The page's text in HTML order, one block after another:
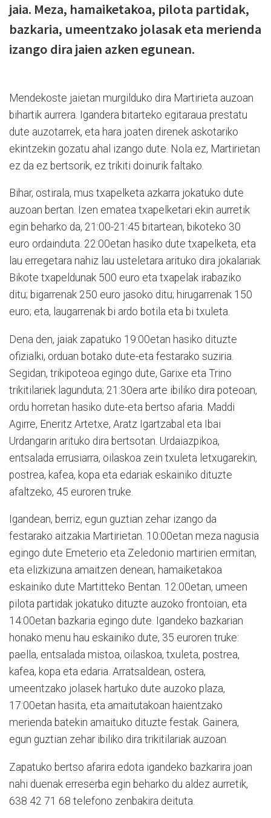
jaia. Meza, hamaiketakoa, pilota partidak,
bazkaria, umeentzako jolasak eta merienda
izango dira jaien azken egunean.
Mendekoste jaietan murgilduko dira Martirieta auzoan
bihartik aurrera. Igandera bitarteko egitaraua prestatu
dute auzotarrek, eta hara joaten direnek askotariko
ekintzekin gozatu ahal izango dute. Nola ez, Martirietan
ez da ez bertsorik, ez trikiti doinurik faltako.
Bihar, ostirala, mus txapelketa azkarra jokatuko dute
auzoan bertan. Izen ematea txapelketari ekin aurretik
egin beharko da, 21:00-21:45 bitartean, bikoteko 30
euro ordainduta. 22:00etan hasiko dute txapelketa, eta
lau erregetara nahiz lau usteletara arituko dira jokalariak.
Bikote txapeldunak 500 euro eta txapelak irabaziko
ditu; bigarrenak 250 euro jasoko ditu; hirugarrenak 150
euro; eta, laugarrenak bi ardo botila eta bi txuleta.
Dena den, jaiak zapatuko 19:00etan hasiko dituzte
ofizialki, orduan botako dute-eta festarako suziria.
Segidan, trikipoteoa egingo dute, Garixe eta Trino
trikitilariek lagunduta; 21:30era arte ibiliko dira poteoan,
ordu horretan hasiko dute-eta bertso afaria. Maddi
Agirre, Eneritz Artetxe, Aratz Igartzabal eta Ibai
Urdangarin arituko dira bertsotan. Urdaiazpikoa,
entsalada errusiarra, oilaskoa zein txuleta letxugarekin,
postrea, kafea, kopa eta edariak eskainiko dituzte
afaltzeko, 45 euroren truke.
Igandean, berriz, egun guztian zehar izango da
festarako aitzakia Martirietan. 10:00etan meza nagusia
egingo dute Emeterio eta Zeledonio martirien ermitan,
eta elizkizuna amaitzen denean, hamaiketakoa
eskainiko dute Martitteko Bentan. 12:00etan, umeen
pilota partidak jokatuko dituzte auzoko frontoian, eta
14:00etan bazkaria egingo dute. Igandeko bazkarian
honako menu hau eskainiko dute, 35 euroren truke:
paella, entsalada mistoa, oilaskoa, txuleta, postrea,
kafea, kopa eta edaria. Arratsaldean, ostera,
umeentzako jolasek hartuko dute auzoko plaza,
17:00etan hasita, eta amaitutakoan haientzako
merienda batekin amaituko dituzte festak. Gainera,
egun guztian zehar ibiliko dira trikitilariak auzoan.
Zapatuko bertso afarira edota igandeko bazkarira joan
nahi duenak erreserba egin beharko du aldez aurretik,
638 42 71 68 telefono zenbakira deituta.